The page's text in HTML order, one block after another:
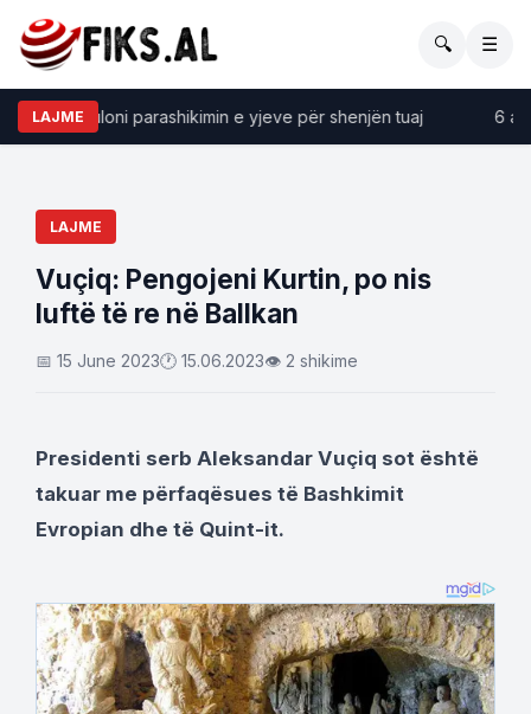
🔍 ☰
LAJME
zbuloni parashikimin e yjeve për shenjën tuaj 6
LAJME
Vuçiq: Pengojeni Kurtin, po nis
luftë të re në Ballkan
📅 15 June 2023🕐 15.06.2023👁 2 shikime
Presidenti serb Aleksandar Vuçiq sot është
takuar me përfaqësues të Bashkimit
Evropian dhe të Quint-it.